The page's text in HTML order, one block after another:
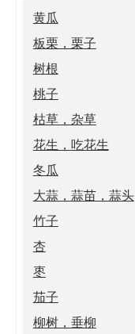
黄瓜
板栗，栗子
树根
桃子
枯草，杂草
花生，吃花生
冬瓜
大蒜，蒜苗，蒜头
竹子
杏
枣
茄子
柳树，垂柳